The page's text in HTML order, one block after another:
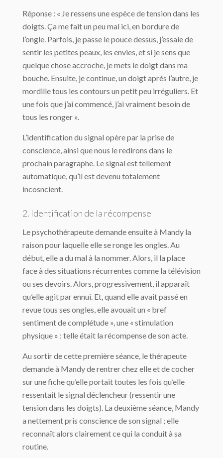
Réponse : « Je ressens une espèce de tension dans les
doigts. Ça me fait un peu mal ici, en bordure de
l’ongle. Parfois, je passe le pouce dessus, j’essaie de
sentir les petites peaux, les envies, et si je sens que
quelque chose accroche, je mets le doigt dans ma
bouche. Ensuite, je continue, un doigt après l’autre, je
mordille tous les contours un petit peu irréguliers. Et
une fois que j’ai commencé, j’ai vraiment besoin de
tous les ronger ».
L’identification du signal opère par la prise de
conscience, ainsi que nous le redirons dans le
prochain paragraphe. Le signal est tellement
automatique, qu’il est devenu totalement
incosncient.
2. Identification de la récompense
Le psychothérapeute demande ensuite à Mandy la
raison pour laquelle elle se ronge les ongles. Au
début, elle a du mal à la nommer. Alors, il la place
face à des situations récurrentes comme la télévision
ou ses devoirs. Alors, progressivement, il apparaît
qu’elle agit par ennui. Et, quand elle avait passé en
revue tous ses ongles, elle avouait un « bref
sentiment de complétude », une « stimulation
physique » : telle était la récompense de son acte.
Au sortir de cette première séance, le thérapeute
demande à Mandy de rentrer chez elle et de cocher
sur une fiche qu’elle portait toutes les fois qu’elle
ressentait le signal déclencheur (ressentir une
tension dans les doigts). La deuxième séance, Mandy
a nettement pris conscience de son signal ; elle
reconnaît alors clairement ce qui la conduit à sa
routine.